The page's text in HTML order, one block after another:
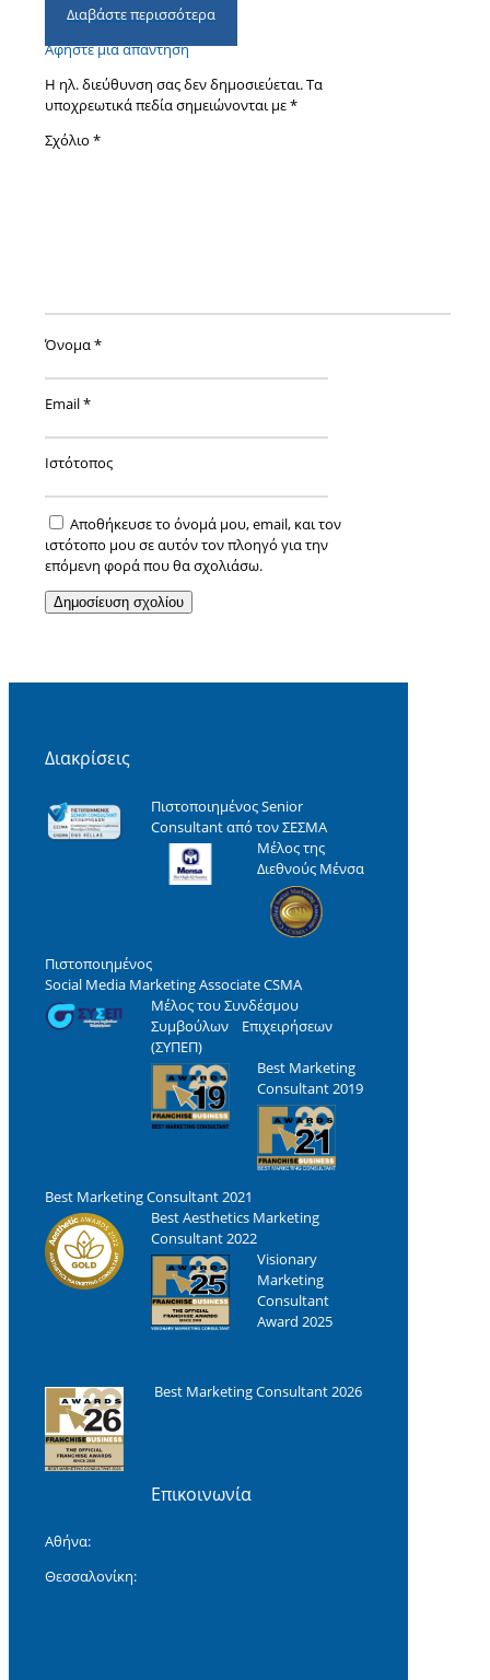
Διαβάστε περισσότερα
Αφήστε μια απάντηση
Η ηλ. διεύθυνση σας δεν δημοσιεύεται.Τα
υποχρεωτικά πεδία σημειώνονται με*
Σχόλιο *
Όνομα*
Email*
Ιστότοπος
Αποθήκευσε το όνομά μου, email, και τον
ιστότοπο μου σε αυτόν τον πλοηγό για την
επόμενη φορά που θα σχολιάσω.
Διακρίσεις
Πιστοποιημένος Senior
Consultant από τον ΣΕΣΜΑ
Μέλος της
Διεθνούς Μένσα
Πιστοποιημένος
Social Media Marketing Associate CSMA
Μέλος του Συνδέσμου
Συμβούλων Επιχειρήσεων
(ΣΥΠΕΠ)
Best Marketing
Consultant 2019
Best Marketing Consultant 2021
Best Aesthetics Marketing
Consultant 2022
Visionary
Marketing
Consultant
Award 2025
Best Marketing Consultant 2026
Επικοινωνία
Αθήνα:
Θεσσαλονίκη: